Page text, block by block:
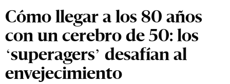
Cómo llegar a los 80 años
con un cerebro de 50: los
‘superagers’ desafían al
envejecimiento